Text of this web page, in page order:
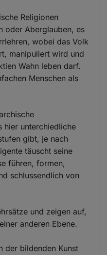
Religionen
oder Aberglauben, es
wobei das Volk
manipuliert wird und
Wahn leben darf.
Menschen als
hier unterchiedliche
gibt, je nach
täuscht seine
führen, formen,
schlussendlich von
und zeigen auf,
anderen Ebene.
der bildenden Kunst